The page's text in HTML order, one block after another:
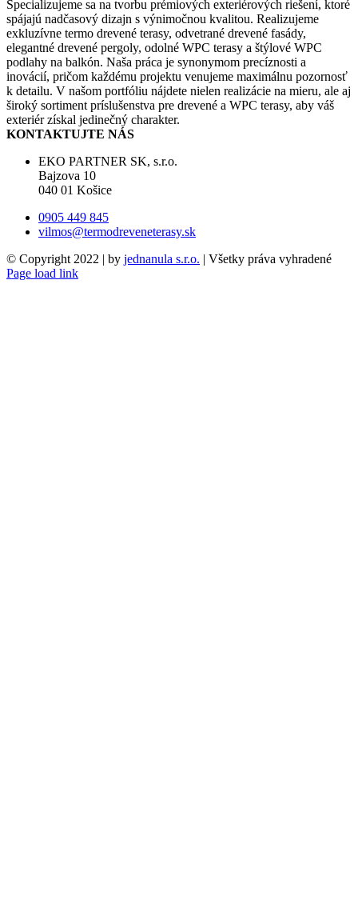
Špecializujeme sa na tvorbu prémiových exteriérových riešení, ktoré
spájajú nadčasový dizajn s výnimočnou kvalitou. Realizujeme
exkluzívne termo drevené terasy, odvetrané drevené fasády,
elegantné drevené pergoly, odolné WPC terasy a štýlové WPC
podlahy na balkón. Naša práca je synonymom precíznosti a
inovácií, pričom každému projektu venujeme maximálnu pozornosť
k detailu. V našom portfóliu nájdete nielen realizácie na mieru, ale aj
široký sortiment príslušenstva pre drevené a WPC terasy, aby váš
exteriér získal jedinečný charakter.
KONTAKTUJTE NÁS
EKO PARTNER SK, s.r.o.
Bajzova 10
040 01 Košice
0905 449 845
vilmos@termodreveneterasy.sk
© Copyright 2022 | by jednanula s.r.o. | Všetky práva vyhradené
Page load link